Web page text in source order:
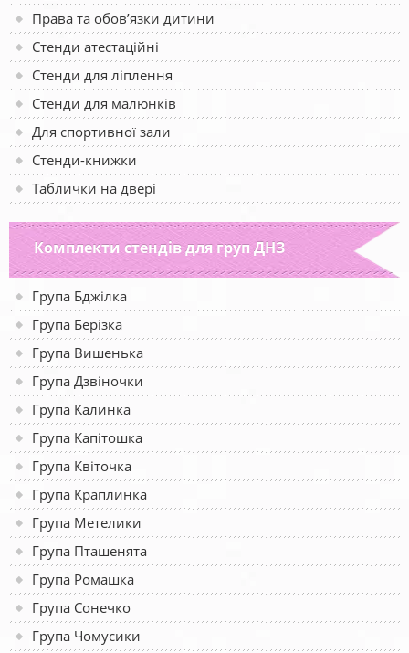
Права та обов’язки дитини
Стенди атестаційні
Стенди для ліплення
Стенди для малюнків
Для спортивної зали
Стенди-книжки
Таблички на двері
Комплекти стендів для груп ДНЗ
Група Бджілка
Група Берізка
Група Вишенька
Група Дзвіночки
Група Калинка
Група Капітошка
Група Квіточка
Група Краплинка
Група Метелики
Група Пташенята
Група Ромашка
Група Сонечко
Група Чомусики